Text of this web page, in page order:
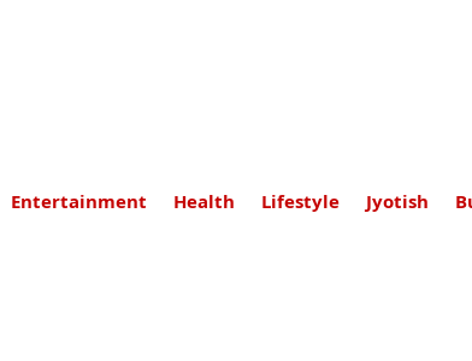
Entertainment Health Lifestyle Jyotish